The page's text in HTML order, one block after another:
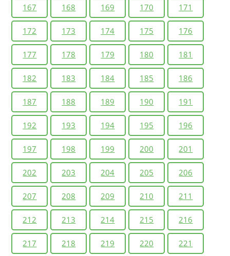
167 168 169 170 171
172 173 174 175 176
177 178 179 180 181
182 183 184 185 186
187 188 189 190 191
192 193 194 195 196
197 198 199 200 201
202 203 204 205 206
207 208 209 210 211
212 213 214 215 216
217 218 219 220 221